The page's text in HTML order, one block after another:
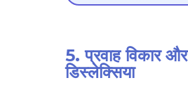
5. प्रवाह विकार और
डिस्लेक्सिया